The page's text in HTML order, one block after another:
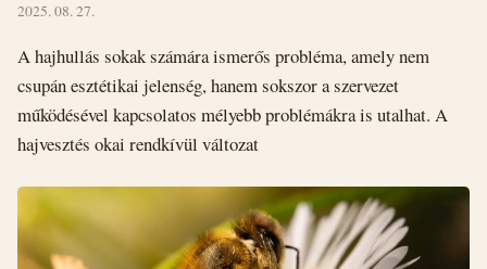
2025. 08. 27.
A hajhullás sokak számára ismerős probléma, amely nem
csupán esztétikai jelenség, hanem sokszor a szervezet
működésével kapcsolatos mélyebb problémákra is utalhat. A
hajvesztés okai rendkívül változat